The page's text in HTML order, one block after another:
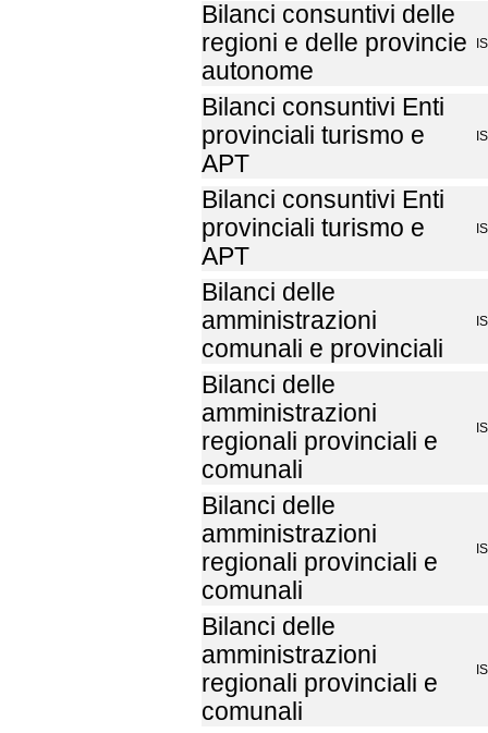
Bilanci consuntivi delle
regioni e delle provincie
autonome
Bilanci consuntivi Enti
provinciali turismo e
APT
Bilanci consuntivi Enti
provinciali turismo e
APT
Bilanci delle
amministrazioni
comunali e provinciali
Bilanci delle
amministrazioni
regionali provinciali e
comunali
Bilanci delle
amministrazioni
regionali provinciali e
comunali
Bilanci delle
amministrazioni
regionali provinciali e
comunali